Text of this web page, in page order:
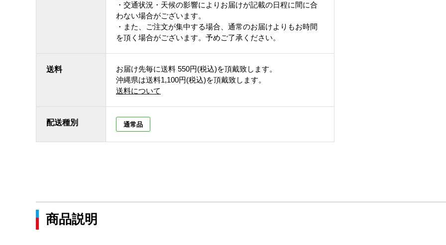
・交通状況・天候の影響によりお届けが記載の日程に間に合
わない場合がございます。
・また、ご注文が集中する場合、通常のお届けよりもお時間
を頂く場合がございます。予めご了承ください。
送料 お届け先毎に送料 550円(税込)を頂戴致します。
沖縄県は送料1,100円(税込)を頂戴致します。
送料について
配送種別 通常品
商品説明